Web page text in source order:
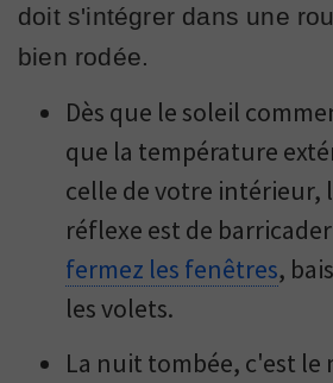
doit s'intégrer dans une
bien rodée.
Dès que le soleil
que la température
celle de votre intérieur,
réflexe est de
fermez les fenêtres,
les volets.
La nuit tombée, c'est